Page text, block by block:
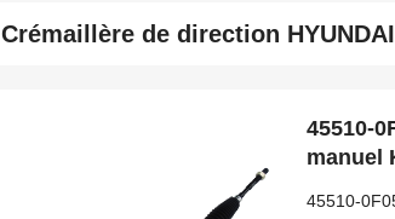
Crémaillère de direction HYUNDAI
45510-
manuel
45510-